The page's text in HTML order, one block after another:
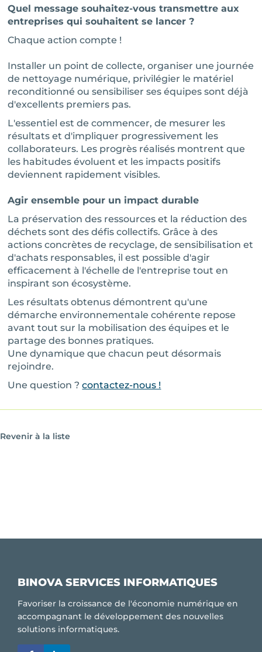
Quel message souhaitez-vous transmettre aux
entreprises qui souhaitent se lancer ?
Chaque action compte !
Installer un point de collecte, organiser une journée
de nettoyage numérique, privilégier le matériel
reconditionné ou sensibiliser ses équipes sont déjà
d'excellents premiers pas.
L'essentiel est de commencer, de mesurer les
résultats et d'impliquer progressivement les
collaborateurs. Les progrès réalisés montrent que
les habitudes évoluent et les impacts positifs
deviennent rapidement visibles.
Agir ensemble pour un impact durable
La préservation des ressources et la réduction des
déchets sont des défis collectifs. Grâce à des
actions concrètes de recyclage, de sensibilisation et
d'achats responsables, il est possible d'agir
efficacement à l'échelle de l'entreprise tout en
inspirant son écosystème.
Les résultats obtenus démontrent qu'une
démarche environnementale cohérente repose
avant tout sur la mobilisation des équipes et le
partage des bonnes pratiques.
Une dynamique que chacun peut désormais
rejoindre.
Une question ?contactez-nous !
Revenir à la liste
BINOVA SERVICES INFORMATIQUES
Favoriser la croissance de l'économie numérique en
accompagnant le développement des nouvelles
solutions informatiques.